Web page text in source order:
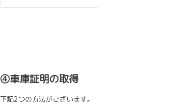
④車庫証明の取得
下記2つの方法がございます。